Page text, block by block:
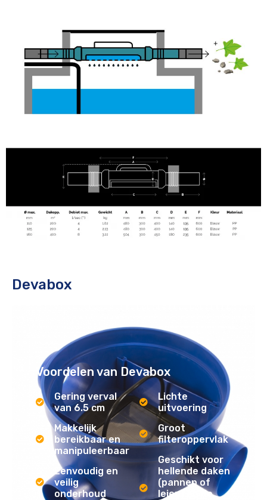
Devabox
Voordelen van Devabox
Gering verval
van 6.5 cm
Makkelijk
bereikbaar en
manipuleerbaar
Eenvoudig en
veilig
onderhoud
Lichte
uitvoering
Groot
filteroppervlak
Geschikt voor
hellende daken
(pannen of
leien) en de